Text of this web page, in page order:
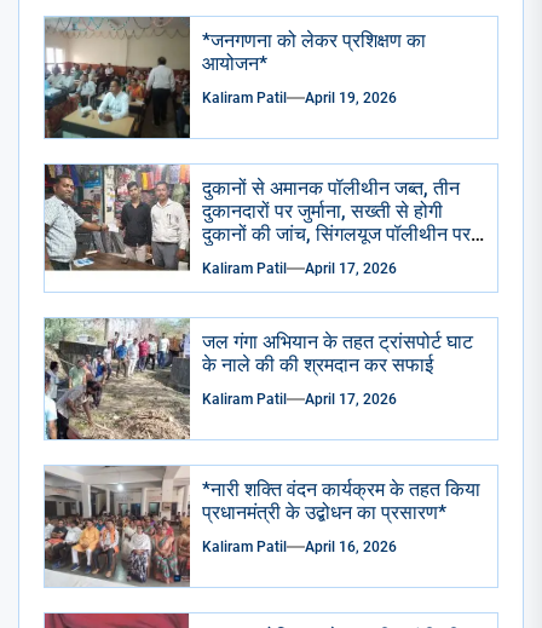
*जनगणना को लेकर प्रशिक्षण का
आयोजन*
Kaliram Patil April 19, 2026
दुकानों से अमानक पॉलीथीन जब्त, तीन
दुकानदारों पर जुर्माना, सख्ती से होगी
दुकानों की जांच, सिंगलयूज पॉलीथीन पर
पूरी तरह प्रतिबंध का होगा पालन*
Kaliram Patil April 17, 2026
जल गंगा अभियान के तहत ट्रांसपोर्ट घाट
के नाले की की श्रमदान कर सफाई
Kaliram Patil April 17, 2026
*नारी शक्ति वंदन कार्यक्रम के तहत किया
प्रधानमंत्री के उद्बोधन का प्रसारण*
Kaliram Patil April 16, 2026